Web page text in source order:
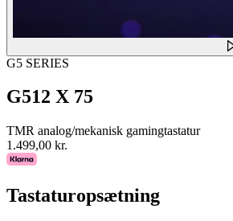
G5 SERIES
G512 X 75
TMR analog/mekanisk gamingtastatur
1.499,00 kr.
Tastaturopsætning